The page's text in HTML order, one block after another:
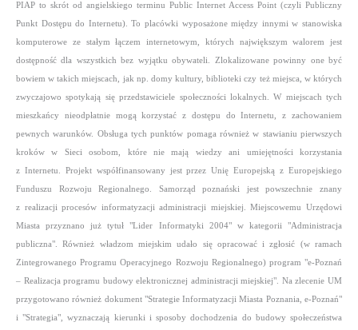
PIAP to skrót od angielskiego terminu Public Internet Access Point (czyli Publiczny
Punkt Dostępu do Internetu). To placówki wyposażone między innymi w stanowiska
komputerowe ze stałym łączem internetowym, których największym walorem jest
dostępność dla wszystkich bez wyjątku obywateli. Zlokalizowane powinny one być
bowiem w takich miejscach, jak np. domy kultury, biblioteki czy też miejsca, w których
zwyczajowo spotykają się przedstawiciele społeczności lokalnych. W miejscach tych
mieszkańcy nieodpłatnie mogą korzystać z dostępu do Internetu, z zachowaniem
pewnych warunków. Obsługa tych punktów pomaga również w stawianiu pierwszych
kroków w Sieci osobom, które nie mają wiedzy ani umiejętności korzystania
z Internetu. Projekt współfinansowany jest przez Unię Europejską z Europejskiego
Funduszu Rozwoju Regionalnego. Samorząd poznański jest powszechnie znany
z realizacji procesów informatyzacji administracji miejskiej. Miejscowemu Urzędowi
Miasta przyznano już tytuł "Lider Informatyki 2004" w kategorii "Administracja
publiczna". Również władzom miejskim udało się opracować i zgłosić (w ramach
Zintegrowanego Programu Operacyjnego Rozwoju Regionalnego) program "e-Poznań
– Realizacja programu budowy elektronicznej administracji miejskiej". Na zlecenie UM
przygotowano również dokument "Strategie Informatyzacji Miasta Poznania, e-Poznań"
i "Strategia", wyznaczają kierunki i sposoby dochodzenia do budowy społeczeństwa